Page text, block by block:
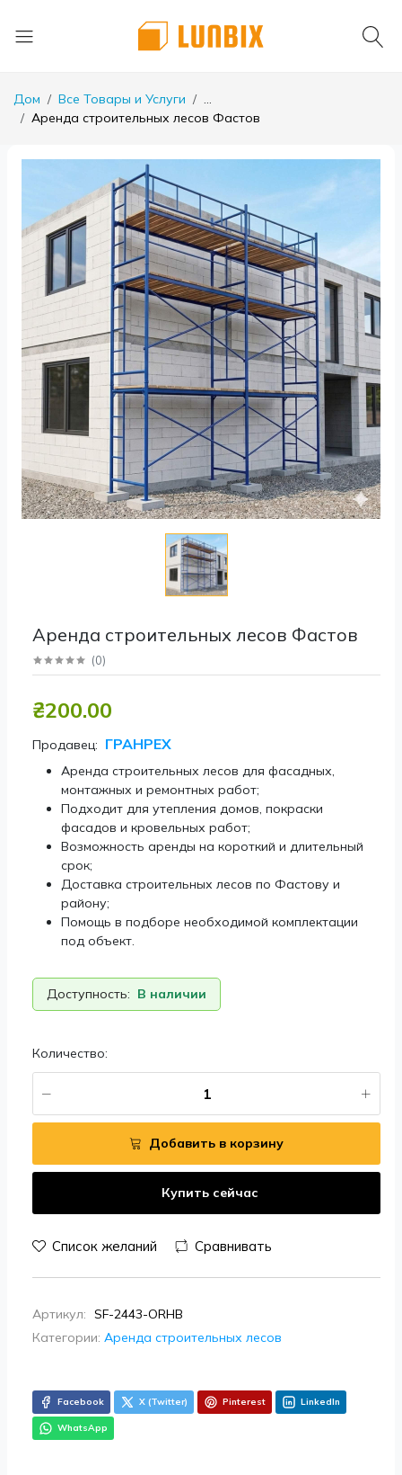
Дом Все Товары и Услуги
...
Аренда строительных лесов Фастов
Аренда строительных лесов Фастов
(0)
₴200.00
Продавец: ГРАНРЕХ
Аренда строительных лесов для фасадных,
монтажных и ремонтных работ;
Подходит для утепления домов, покраски
фасадов и кровельных работ;
Возможность аренды на короткий и длительный
срок;
Доставка строительных лесов по Фастову и
району;
Помощь в подборе необходимой комплектации
под объект.
Доступность: В наличии
Количество:
Добавить в корзину
Купить сейчас
Список желаний Сравнивать
Артикул: SF-2443-ORHB
Категории: Аренда строительных лесов
Facebook X (Twitter) Pinterest LinkedIn
WhatsApp